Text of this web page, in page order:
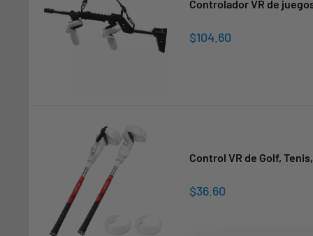
Controlador VR de
Sale
$104.60
Control VR de Golf,
Sale
$36.60